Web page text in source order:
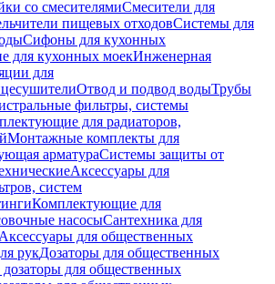
со смесителямиСмесители для
пищевых отходовСистемы для
Сифоны для кухонных
для кухонных моекИнженерная
для
Отвод и подвод водыТрубы
фильтры, системы
для радиаторов,
Монтажные комплекты для
арматураСистемы защиты от
Аксессуары для
систем
Комплектующие для
насосыСантехника для
Аксессуары для общественных
рукДозаторы для общественных
для общественных